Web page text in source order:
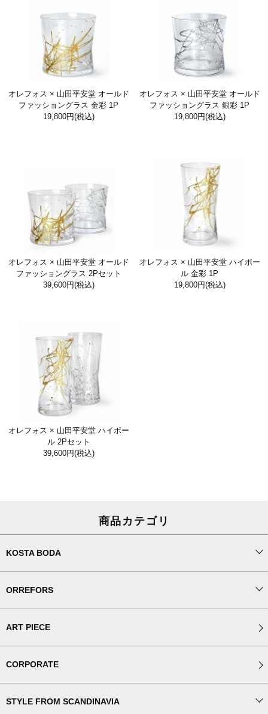
オレフォス × 山田平安堂 オールド
ファッショングラス 金彩 1P
19,800円(税込)
オレフォス × 山田平安堂 オールド
ファッショングラス 銀彩 1P
19,800円(税込)
オレフォス × 山田平安堂 オールド
ファッショングラス 2Pセット
39,600円(税込)
オレフォス × 山田平安堂 ハイボー
ル 金彩 1P
19,800円(税込)
オレフォス × 山田平安堂 ハイボー
ル 2Pセット
39,600円(税込)
商品カテゴリ
KOSTA BODA
ORREFORS
ART PIECE
CORPORATE
STYLE FROM SCANDINAVIA